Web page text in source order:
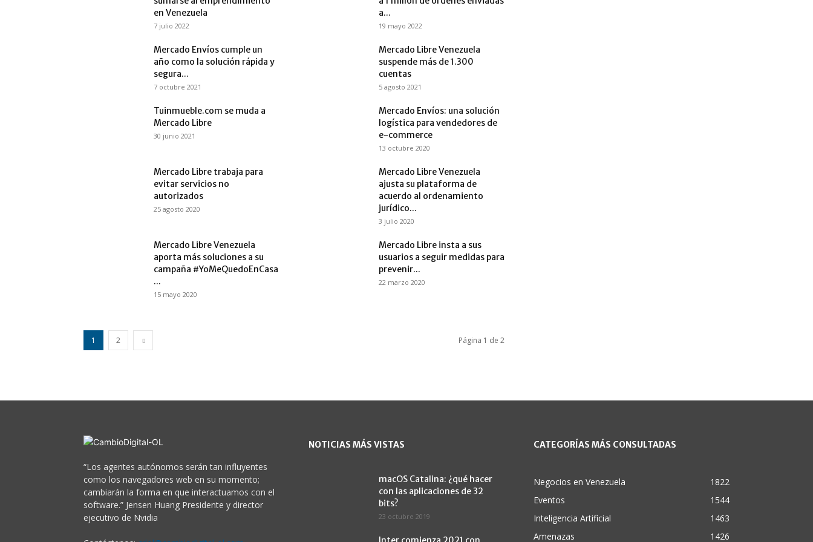
en Venezuela
7 julio 2022
a...
19 mayo 2022
Mercado Envíos cumple un
año como la solución rápida y
segura...
7 octubre 2021
Mercado Libre Venezuela
suspende más de 1.300
cuentas
5 agosto 2021
Tuinmueble.com se muda a
Mercado Libre
30 junio 2021
Mercado Envíos: una solución
logística para vendedores de
e-commerce
13 octubre 2020
Mercado Libre trabaja para
evitar servicios no
autorizados
25 agosto 2020
Mercado Libre Venezuela
ajusta su plataforma de
acuerdo al ordenamiento
jurídico...
3 julio 2020
Mercado Libre Venezuela
aporta más soluciones a su
campaña #YoMeQuedoEnCasa
...
15 mayo 2020
Mercado Libre insta a sus
usuarios a seguir medidas para
prevenir...
22 marzo 2020
1 2 Página 1 de 2
“Los agentes autónomos serán tan influyentes
como los navegadores web en su momento;
cambiarán la forma en que interactuamos con el
software.” Jensen Huang Presidente y director
ejecutivo de Nvidia
NOTICIAS MÁS VISTAS
macOS Catalina: ¿qué hacer
con las aplicaciones de 32
bits?
23 octubre 2019
CATEGORÍAS MÁS CONSULTADAS
Negocios en Venezuela
1822
Eventos
1544
Inteligencia Artificial
1463
Amenazas
1426